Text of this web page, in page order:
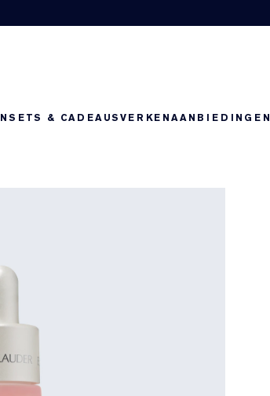
SETS & CADEAUSVERKENAANBIEDINGEN